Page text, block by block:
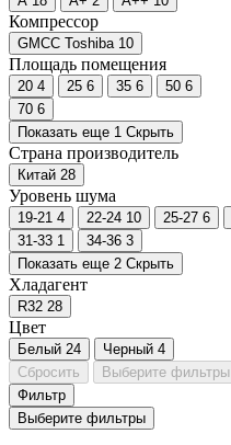
Компрессор
GMCC Toshiba 10
Площадь помещения
20 4 25 6 35 6 50 6
70 6
Показать еще 1 Скрыть
Страна производитель
Китай 28
Уровень шума
19-21 4 22-24 10 25-27 6
31-33 1 34-36 3
Показать еще 2 Скрыть
Хладагент
R32 28
Цвет
Белый 24 Черный 4
Сбросить
Выберите фильтры
Фильтр
Выберите фильтры